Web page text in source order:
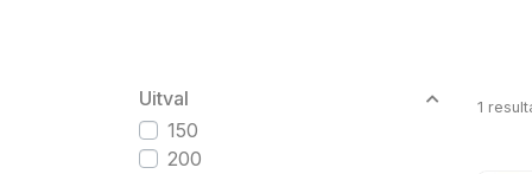
Uitval
150
200
1